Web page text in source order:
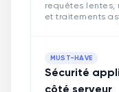
requêtes lentes,
et traitements
MUST-HAVE
Sécurité
côté serveur